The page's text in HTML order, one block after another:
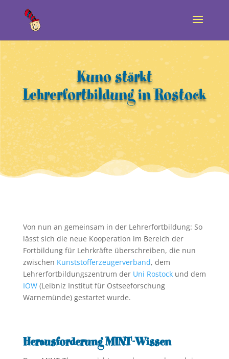
Kuno stärkt
Lehrerfortbildung in Rostock
Von nun an gemeinsam in der Lehrerfortbildung: So
lässt sich die neue Kooperation im Bereich der
Fortbildung für Lehrkräfte überschreiben, die nun
zwischen Kunststofferzeugerverband, dem
Lehrerfortbildungszentrum der Uni Rostockund dem
IOW (Leibniz Institut für Ostseeforschung
Warnemünde) gestartet wurde.
Herausforderung MINT-Wissen